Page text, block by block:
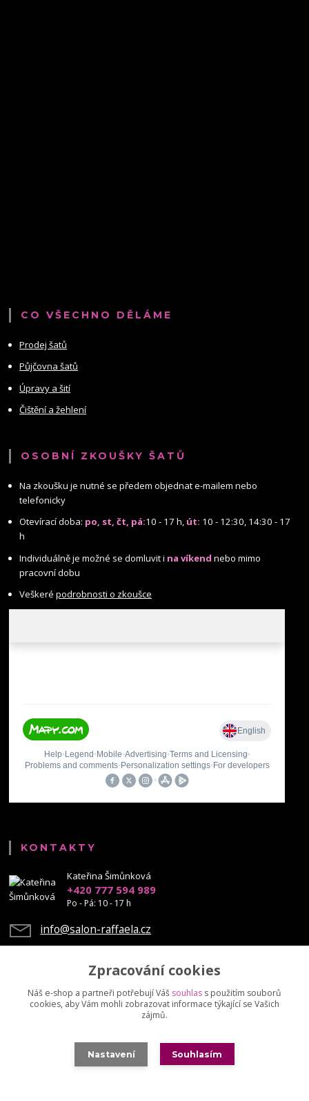
CO VŠECHNO DĚLÁME
Prodej šatů
Půjčovna šatů
Úpravy a šití
Čištění a žehlení
OSOBNÍ ZKOUŠKY ŠATŮ
Na zkoušku je nutné se předem objednat e-mailem nebo
telefonicky
Otevírací doba: po, st, čt, pá:10 - 17 h, út: 10 - 12:30, 14:30 - 17
h
Individuálně je možné se domluvit i na víkend nebo mimo
pracovní dobu
Veškerépodrobnosti o zkoušce
KONTAKTY
Kateřina Šimůnková
+420 777 594 989
Po - Pá: 10 - 17 h
info@salon-raffaela.cz
Upravit sběr cookies.
© Mgr. Kateřina Šimůnková, 2023 - další šíření našich fotek je chráněno
autorskými právy
Zpracování cookies
Náš e-shop a partneři potřebují Váš souhlas s použitím souborů
cookies, aby Vám mohli zobrazovat informace týkající se Vašich
zájmů.
Nastavení Souhlasím